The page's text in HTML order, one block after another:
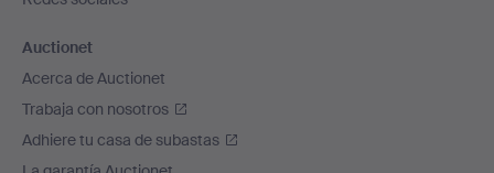
Auctionet
Acerca de Auctionet
Trabaja con nosotros
Adhiere tu casa de subastas